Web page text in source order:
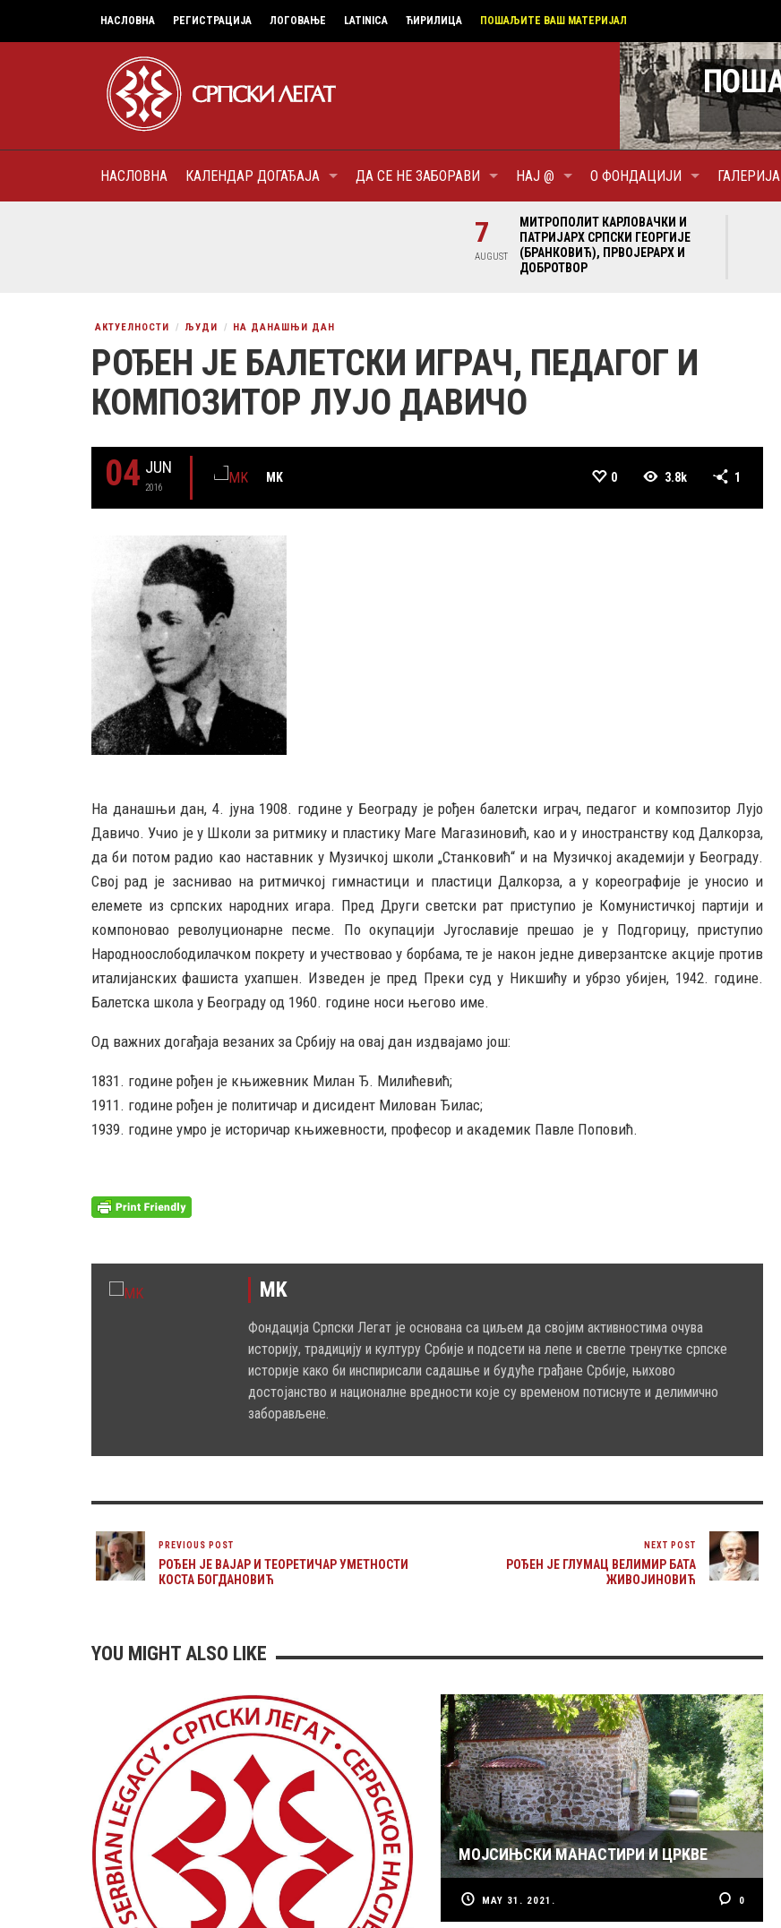
НАСЛОВНА РЕГИСТРАЦИЈА ЛОГОВАЊЕ LATINICA ЋИРИЛИЦА ПОШАЉИТЕ ВАШ МАТЕРИЈАЛ
НАСЛОВНА КАЛЕНДАР ДОГАЂАЈА ДА СЕ НЕ ЗАБОРАВИ НАЈ @ О ФОНДАЦИЈИ ГАЛЕРИЈА
7
AUGUST
МИТРОПОЛИТ КАРЛОВАЧКИ И
ПАТРИЈАРХ СРПСКИ ГЕОРГИЈЕ
(БРАНКОВИЋ), ПРВОЈЕРАРХ И
ДОБРОТВОР
АКТУЕЛНОСТИ ЉУДИ НА ДАНАШЊИ ДАН
РОЂЕН ЈЕ БАЛЕТСКИ ИГРАЧ, ПЕДАГОГ И
КОМПОЗИТОР ЛУЈО ДАВИЧО
04 JUN
2016
MK 0 3.8k 1
На данашњи дан, 4. јуна 1908. године у Београду је рођен балетски играч, педагог и композитор Лујо
Давичо. Учио је у Школи за ритмику и пластику Маге Магазиновић, као и у иностранству код Дaлкoрза,
да би потом радио као наставник у Музичкој школи „Станковић“ и на Музичкој академији у Београду.
Свој рад је заснивао на ритмичкој гимнастици и пластици Дaлкoрза, а у кореографије је уносио и
елемете из српских народних игара. Пред Други светски рат приступио је Комунистичкој партији и
компоновао револуционарне песме. По окупацији Југославије прешао је у Подгорицу, приступио
Народноослободилачком покрету и учествовао у борбама, те је након једне диверзантске акције против
италијанских фашиста ухапшен. Изведен је пред Преки суд у Никшићу и убрзо убијен, 1942. године.
Балетска школа у Београду од 1960. године носи његово име.
Од важних догађаја везаних за Србију на овај дан издвајамо још:
1831. године рођен је књижевник Милан Ђ. Милићевић;
1911. године рођен је политичар и дисидент Милован Ђилас;
1939. године умро је историчар књижевности, професор и академик Павле Поповић.
MK
Фондација Српски Легат је основана са циљем да својим активностима очува
историју, традицију и културу Србије и подсети на лепе и светле тренутке српске
историје како би инспирисали садашње и будуће грађане Србије, њихово
достојанство и националне вредности које су временом потиснуте и делимично
заборављене.
PREVIOUS POST
РОЂЕН ЈЕ ВАЈАР И ТЕОРЕТИЧАР УМЕТНОСТИ
КОСТА БОГДАНОВИЋ
NEXT POST
РОЂЕН ЈЕ ГЛУМАЦ ВЕЛИМИР БАТА
ЖИВОЈИНОВИЋ
YOU MIGHT ALSO LIKE
МОЈСИЊСКИ МАНАСТИРИ И ЦРКВЕ
MAY 31. 2021. 0
29 MAY
РОЂЕН ЈЕ ГЛУМАЦ МИЛУТИН МИЋА ТАТИЋ